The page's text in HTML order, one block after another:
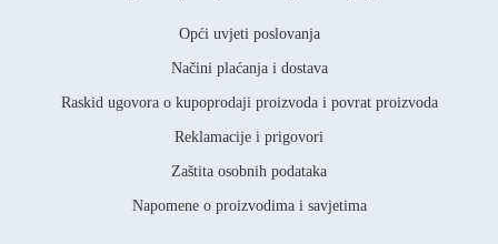
Opći uvjeti poslovanja
Načini plaćanja i dostava
Raskid ugovora o kupoprodaji proizvoda i povrat proizvoda
Reklamacije i prigovori
Zaštita osobnih podataka
Napomene o proizvodima i savjetima